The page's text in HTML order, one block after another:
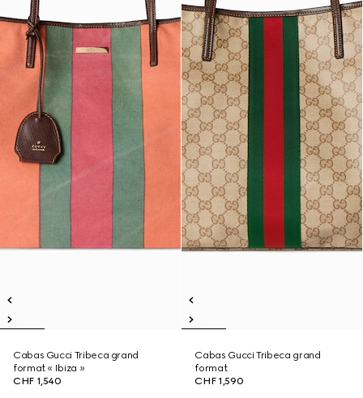
Cabas Gucci Tribeca grand
format « Ibiza »
CHF 1,540
Cabas Gucci Tribeca grand
format
CHF 1,590